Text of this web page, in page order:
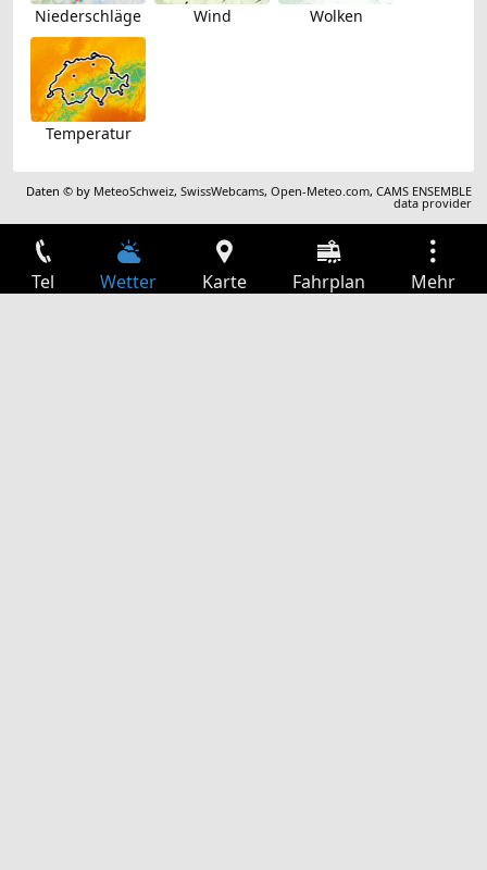
Niederschläge Wind Wolken
Temperatur
Daten © by MeteoSchweiz,SwissWebcams,Open-Meteo.com,CAMS ENSEMBLE
data provider
Tel Wetter Karte Fahrplan Mehr